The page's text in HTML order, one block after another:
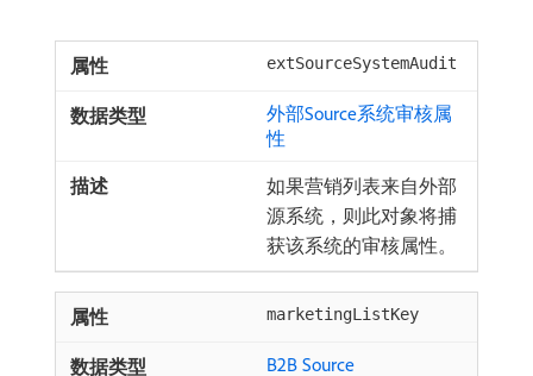
extSourceSystemAudit
外部Source系统审核属
性
如果营销列表来自外部
源系统，则此对象将捕
获该系统的审核属性。
marketingListKey
B2B Source